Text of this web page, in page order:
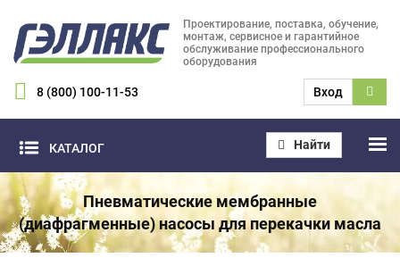
Проектирование, поставка, обучение,
монтаж, сервисное и гарантийное
обслуживание профессионального
оборудования
8 (800) 100-11-53 Вход
КАТАЛОГ Найти
Пневматические мембранные
(диафрагменные) насосы для перекачки масла